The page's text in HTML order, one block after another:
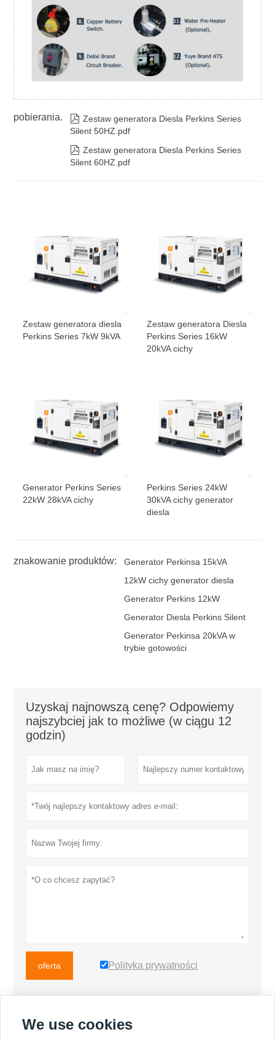
pobierania.  Zestaw generatora Diesla Perkins Series
Silent 50HZ.pdf
 Zestaw generatora Diesla Perkins Series
Silent 60HZ.pdf
Zestaw generatora diesla
Perkins Series 7kW 9kVA
Zestaw generatora Diesla
Perkins Series 16kW
20kVA cichy
Generator Perkins Series
22kW 28kVA cichy
Perkins Series 24kW
30kVA cichy generator
diesla
znakowanie produktów:
Generator Perkinsa 15kVA
12kW cichy generator diesla
Generator Perkins 12kW
Generator Diesla Perkins Silent
Generator Perkinsa 20kVA w
trybie gotowości
Uzyskaj najnowszą cenę? Odpowiemy
najszybciej jak to możliwe (w ciągu 12
godzin)
oferta Polityka prywatności
We use cookies